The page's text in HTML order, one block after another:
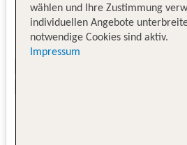
wählen und Ihre Zustimmung
individuellen Angebote
notwendige Cookies sind aktiv.
Impressum